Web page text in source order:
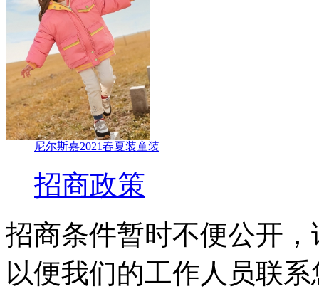
尼尔斯嘉2021春夏装童装
招商政策
招商条件暂时不便公开
以便我们的工作人员联